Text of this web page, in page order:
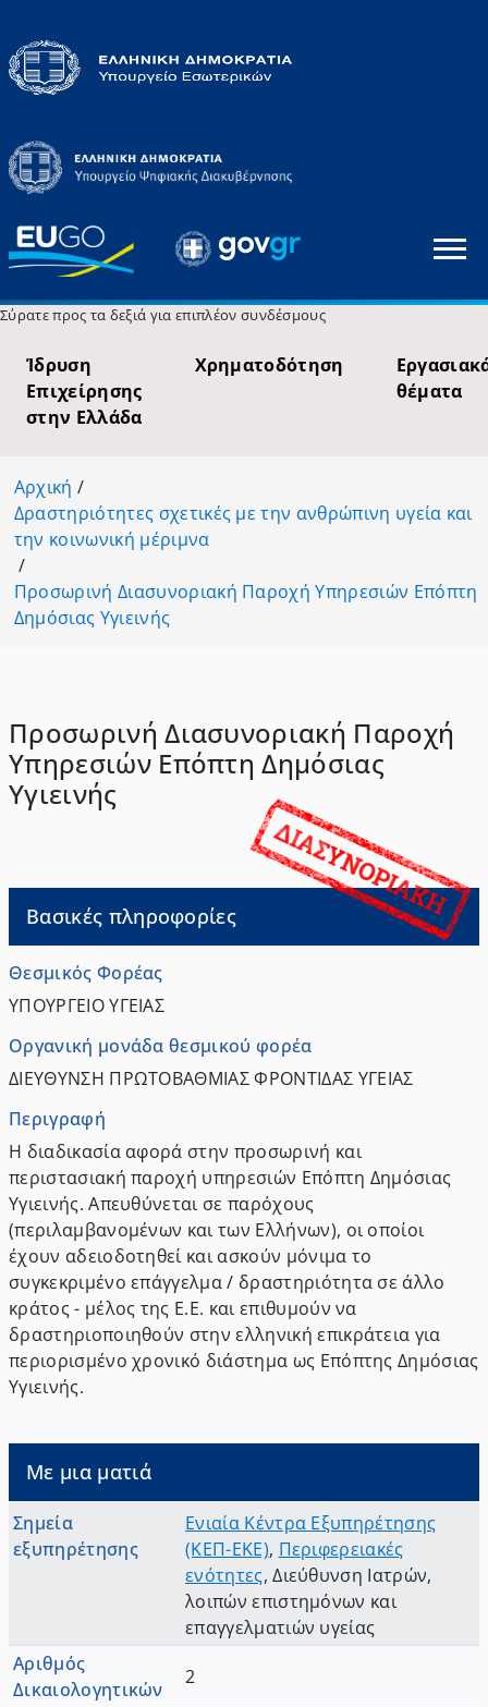
Σύρατε προς τα δεξιά για επιπλέον συνδέσμους
Ίδρυση
Επιχείρησης
στην Ελλάδα
Χρηματοδότηση
θέματα
Αρχική /
Δραστηριότητες σχετικές με την ανθρώπινη υγεία και
την κοινωνική μέριμνα
/
Προσωρινή Διασυνοριακή Παροχή Υπηρεσιών Επόπτη
Δημόσιας Υγιεινής
Προσωρινή Διασυνοριακή Παροχή
Υπηρεσιών Επόπτη Δημόσιας
Υγιεινής
Βασικές πληροφορίες
Θεσμικός Φορέας
ΥΠΟΥΡΓΕΙΟ ΥΓΕΙΑΣ
Οργανική μονάδα θεσμικού φορέα
ΔΙΕΥΘΥΝΣΗ ΠΡΩΤΟΒΑΘΜΙΑΣ ΦΡΟΝΤΙΔΑΣ ΥΓΕΙΑΣ
Περιγραφή
Η διαδικασία αφορά στην προσωρινή και
περιστασιακή παροχή υπηρεσιών Επόπτη Δημόσιας
Υγιεινής. Απευθύνεται σε παρόχους
(περιλαμβανομένων και των Ελλήνων), οι οποίοι
έχουν αδειοδοτηθεί και ασκούν μόνιμα το
συγκεκριμένο επάγγελμα / δραστηριότητα σε άλλο
κράτος - μέλος της Ε.Ε. και επιθυμούν να
δραστηριοποιηθούν στην ελληνική επικράτεια για
περιορισμένο χρονικό διάστημα ως Επόπτης Δημόσιας
Υγιεινής.
Με μια ματιά
Σημεία
εξυπηρέτησης
Ενιαία Κέντρα Εξυπηρέτησης
(ΚΕΠ-ΕΚΕ), Περιφερειακές
ενότητες,Διεύθυνση Ιατρών,
λοιπών επιστημόνων και
επαγγελματιών υγείας
Αριθμός
Δικαιολογητικών
2